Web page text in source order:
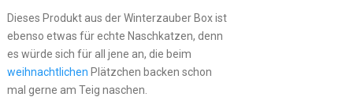
Dieses Produkt aus der Winterzauber Box ist
ebenso etwas für echte Naschkatzen, denn
es würde sich für all jene an, die beim
weihnachtlichen Plätzchen backen schon
mal gerne am Teig naschen.